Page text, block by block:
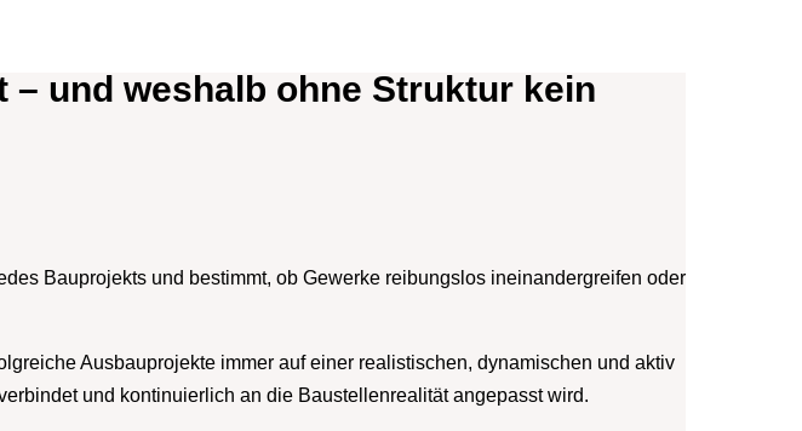
und weshalb ohne Struktur kein
Bauprojekts und bestimmt, ob Gewerke reibungslos ineinandergreifen oder
Ausbauprojekte immer auf einer realistischen, dynamischen und aktiv
und kontinuierlich an die Baustellenrealität angepasst wird.